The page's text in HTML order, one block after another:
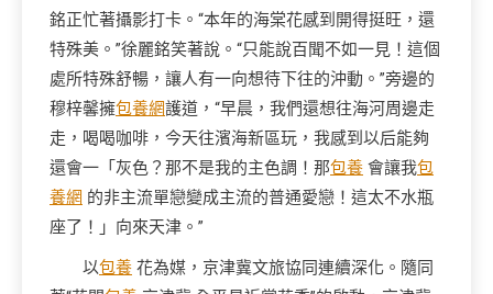
銘正忙著攝影打卡。“本年的海棠花感到開得挺旺，還
特殊美。”徐麗銘笑著說。“只能說百聞不如一見！這個
處所特殊舒暢，讓人有一向想待下往的沖動。”旁邊的
穆梓馨擁包養網護道，“早晨，我們還想往海河周邊走
走，喝喝咖啡，今天往濱海新區玩，我感到以后能夠
還會一「灰色？那不是我的主色調！那包養 會讓我包
養網 的非主流單戀變成主流的普通愛戀！這太不水瓶
座了！」向來天津。”
以包養 花為媒，京津冀文旅協同連續深化。隨同